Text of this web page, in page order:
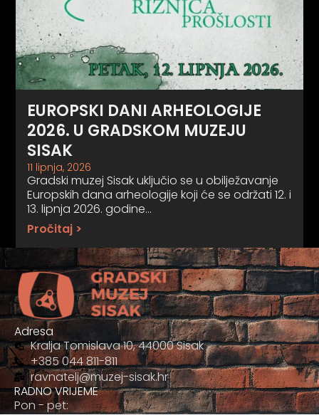
EUROPSKI DANI ARHEOLOGIJE
2026. U GRADSKOM MUZEJU
SISAK
11 lipnja, 2026
Gradski muzej Sisak uključio se u obilježavanje
Europskih dana arheologije koji će se održati 12. i
13. lipnja 2026. godine…
Pročitaj >
Adresa
Kralja Tomislava 10, 44000 Sisak
+385 044 811-811
ravnatelj@muzej-sisak.hr
RADNO VRIJEME
Pon - pet: